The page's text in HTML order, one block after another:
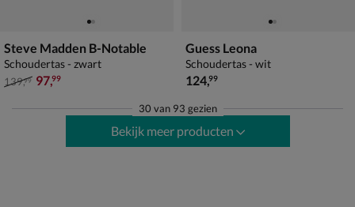
Steve Madden B-Notable
Schoudertas - zwart
van € 139,99 voor € 97,99
139,99 97,99
Guess Leona
Schoudertas - wit
€ 124,99
124,99
30 van 93 gezien
Bekijk meer producten